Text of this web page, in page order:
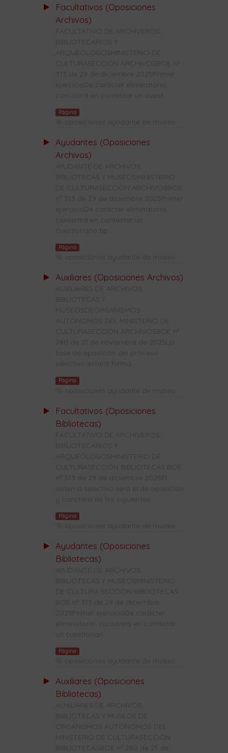
Facultativos (Oposiciones
Archivos)
FACULTATIVO DE ARCHIVEROS,
BIBLIOTECARIOS Y
ARQUEÓLOGOSMINISTERIO DE
CULTURASECCIÓN ARCHIVOSBOE nº
313 de 29 de diciembre 2025Primer
ejercicioDe carácter eliminatorio,
consistirá en contestar un cuest...
Página
oposiciones ayudante de museo
Ayudantes (Oposiciones
Archivos)
AYUDANTE DE ARCHIVOS,
BIBLIOTECAS Y MUSEOSMINISTERIO
DE CULTURASECCIÓN ARCHIVOSBOE
nº 313 de 29 de diciembre 2025Primer
ejercicioDe carácter eliminatorio,
consistirá en contestar un
cuestionario tip...
Página
oposiciones ayudante de museo
Auxiliares (Oposiciones Archivos)
AUXILIARES DE ARCHIVOS,
BIBLIOTECAS Y
MUSEOSDEORGANISMOS
AUTÓNOMOS DEL MINISTERIO DE
CULTURASECCIÓN ARCHIVOSBOE nº
280 de 21 de noviembre de 2025La
fase de oposición del proceso
selectivo estará forma...
Página
oposiciones ayudante de museo
Facultativos (Oposiciones
Bibliotecas)
FACULTATIVO DE ARCHIVEROS,
BIBLIOTECARIOS Y
ARQUEÓLOGOSMINISTERIO DE
CULTURASECCIÓN BIBLIOTECAS BOE
nº 313 de 29 de diciembre 2025El
sistema selectivo será el de oposición
y constará de los siguientes...
Página
oposiciones ayudante de museo
Ayudantes (Oposiciones
Bibliotecas)
AYUDANTE DE ARCHIVOS,
BIBLIOTECAS Y MUSEOSMINISTERIO
DE CULTURA SECCIÓN BIBLIOTECAS
BOE nº 313 de 29 de diciembre
2025Primer ejercicioDe carácter
eliminatorio, consistirá en contestar
un cuestionari...
Página
oposiciones ayudante de museo
Auxiliares (Oposiciones
Bibliotecas)
AUXILIARES DE ARCHIVOS,
BIBLIOTECAS Y MUSEOS DE
ORGANISMOS AUTÓNOMOS DEL
MINISTERIO DE CULTURASECCIÓN
BIBLIOTECASBOE nº 280 de 21 de